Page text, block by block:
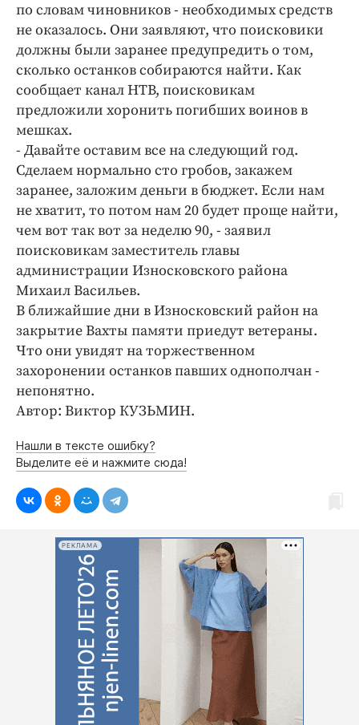
Интересное чтиво
Клиника года
Бренд года
Работодатель года
по словам чиновников - необходимых средств
не оказалось. Они заявляют, что поисковики
должны были заранее предупредить о том,
сколько останков собираются найти. Как
сообщает канал НТВ, поисковикам
предложили хоронить погибших воинов в
мешках.
- Давайте оставим все на следующий год.
Сделаем нормально сто гробов, закажем
заранее, заложим деньги в бюджет. Если нам
не хватит, то потом нам 20 будет проще найти,
чем вот так вот за неделю 90, - заявил
поисковикам заместитель главы
администрации Износковского района
Михаил Васильев.
В ближайшие дни в Износковский район на
закрытие Вахты памяти приедут ветераны.
Что они увидят на торжественном
захоронении останков павших однополчан -
непонятно.
Автор: Виктор КУЗЬМИН.
Нашли в тексте ошибку?
Выделите её и нажмите сюда!
РЕКЛАМА